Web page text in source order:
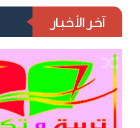
آخر الأخبار
educ